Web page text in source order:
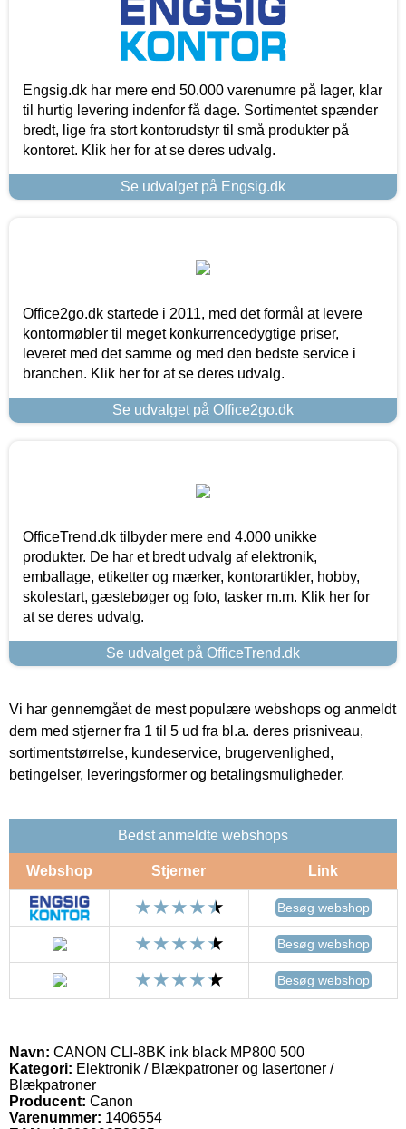
Engsig.dk har mere end 50.000 varenumre på lager, klar
til hurtig levering indenfor få dage. Sortimentet spænder
bredt, lige fra stort kontorudstyr til små produkter på
kontoret. Klik her for at se deres udvalg.
Se udvalget på Engsig.dk
Office2go.dk startede i 2011, med det formål at levere
kontormøbler til meget konkurrencedygtige priser,
leveret med det samme og med den bedste service i
branchen. Klik her for at se deres udvalg.
Se udvalget på Office2go.dk
OfficeTrend.dk tilbyder mere end 4.000 unikke
produkter. De har et bredt udvalg af elektronik,
emballage, etiketter og mærker, kontorartikler, hobby,
skolestart, gæstebøger og foto, tasker m.m. Klik her for
at se deres udvalg.
Se udvalget på OfficeTrend.dk
Vi har gennemgået de mest populære webshops og anmeldt
dem med stjerner fra 1 til 5 ud fra bl.a. deres prisniveau,
sortimentstørrelse, kundeservice, brugervenlighed,
betingelser, leveringsformer og betalingsmuligheder.
Bedst anmeldte webshops
Webshop Stjerner Link
Besøg webshop
Besøg webshop
Besøg webshop
Navn: CANON CLI-8BK ink black MP800 500
Kategori: Elektronik / Blækpatroner og lasertoner /
Blækpatroner
Producent: Canon
Varenummer: 1406554